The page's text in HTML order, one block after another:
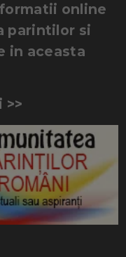
online
parintilor si
in aceasta